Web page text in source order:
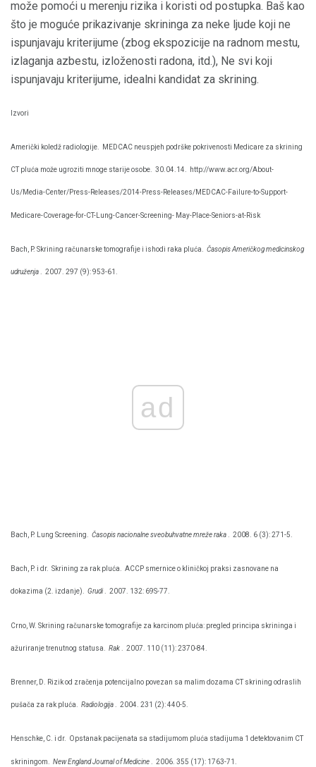
može pomoći u merenju rizika i koristi od postupka. Baš kao
što je moguće prikazivanje skrininga za neke ljude koji ne
ispunjavaju kriterijume (zbog ekspozicije na radnom mestu,
izlaganja azbestu, izloženosti radona, itd.), Ne svi koji
ispunjavaju kriterijume, idealni kandidat za skrining.
Izvori
Američki koledž radiologije. MEDCAC neuspjeh podrške pokrivenosti Medicare za skrining
CT pluća može ugroziti mnoge starije osobe. 30.04.14. http://www.acr.org/About-
Us/Media-Center/Press-Releases/2014-Press-Releases/MEDCAC-Failure-to-Support-
Medicare-Coverage-for-CT-Lung-Cancer-Screening- May-Place-Seniors-at-Risk
Bach, P. Skrining računarske tomografije i ishodi raka pluća. Časopis Američkog medicinskog
udruženja 2007. 297 (9): 953-61.
ad
Bach, P. Lung Screening. Časopis nacionalne sveobuhvatne mreže raka. 2008. 6 (3): 271-5.
Bach, P. i dr. Skrining za rak pluća. ACCP smernice o kliničkoj praksi zasnovane na
dokazima (2. izdanje). Grudi. 2007. 132: 69S-77.
Crno, W. Skrining računarske tomografije za karcinom pluća: pregled principa skrininga i
ažuriranje trenutnog statusa. Rak 2007. 110 (11): 2370-84.
Brenner, D. Rizik od zračenja potencijalno povezan sa malim dozama CT skrining odraslih
pušača za rak pluća. Radiologija. 2004. 231 (2): 440-5.
Henschke, C. i dr. Opstanak pacijenata sa stadijumom pluća stadijuma 1 detektovanim CT
skriningom. New England Journal of Medicine 2006. 355 (17): 1763-71.